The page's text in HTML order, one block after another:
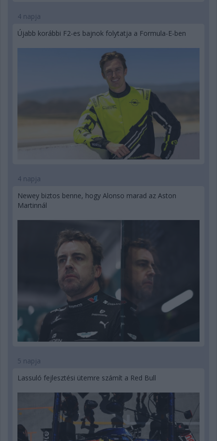
4 napja
Újabb korábbi F2-es bajnok folytatja a Formula-E-ben
4 napja
Newey biztos benne, hogy Alonso marad az Aston
Martinnál
5 napja
Lassuló fejlesztési ütemre számít a Red Bull